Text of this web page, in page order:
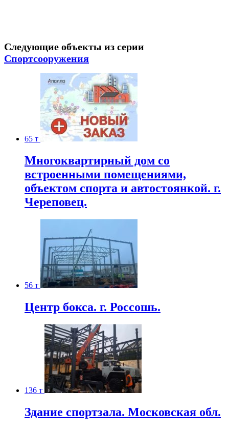
Следующие объекты из серии
Спортсооружения
65 т
Многоквартирный дом со
встроенными помещениями,
объектом спорта и автостоянкой. г.
Череповец.
56 т
Центр бокса. г. Россошь.
136 т
Здание спортзала. Московская обл.